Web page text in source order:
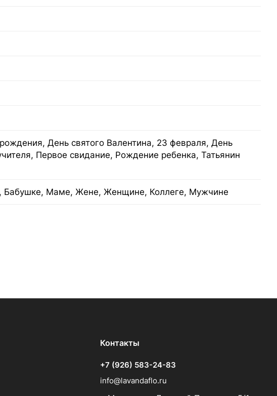
День святого Валентина, 23 февраля, День
Первое свидание, Рождение ребенка, Татьянин
Бабушке, Маме, Жене, Женщине, Коллеге, Мужчине
Контакты
+7 (926) 583-24-83
info@lavandaflo.ru